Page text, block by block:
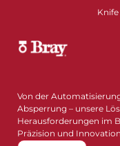
Von der
Absperrung – unsere
Herausforderungen im
Präzision und